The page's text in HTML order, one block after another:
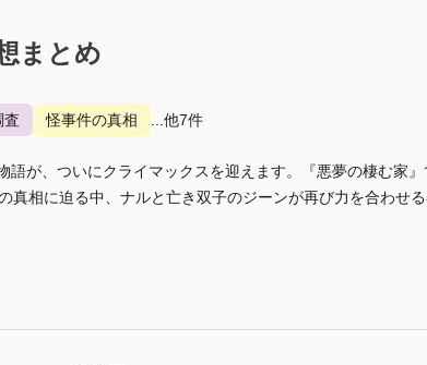
まとめ
査 怪事件の真相 ...他7件
語が、ついにクライマックスを迎えます。『悪夢の棲む家
真相に迫る中、ナルと亡き双子のジーンが再び力を合わせ